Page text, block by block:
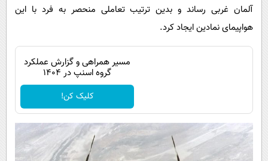
آلمان غربی رساند و بدین ترتیب تعاملی منحصر به فرد با این
هواپیمای نمادین ایجاد کرد.
مسیر همراهی و گزارش عملکرد
گروه اسنپ در ۱۴۰۴
کلیک کن!